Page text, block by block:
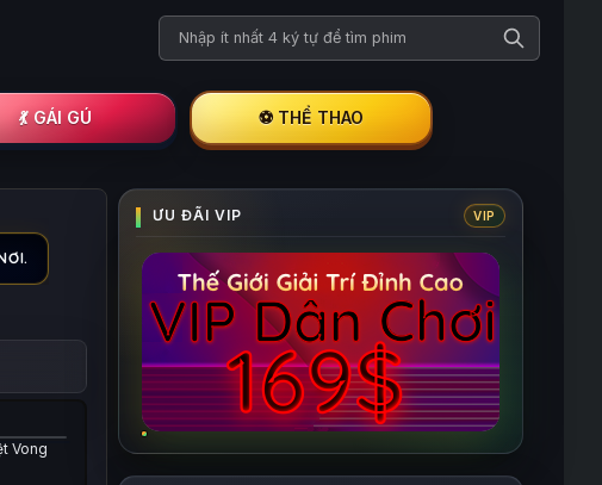
Tìm kiếm phim
💃 GÁI GÚ ⚽ THỂ THAO